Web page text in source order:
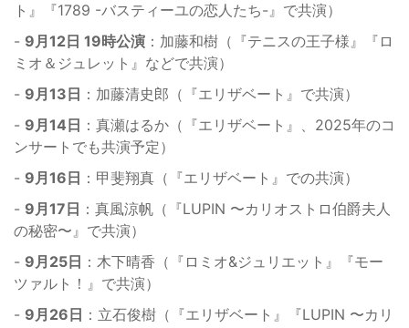
ト』『1789 -バスティーユの恋人たち-』で共演）
- 9月12日 19時公演 ：加藤和樹（『テニスの王子様』『ロ
ミオ＆ジュレット』などで共演）
- 9月13日 ：加藤清史郎（『エリザベート』で共演）
- 9月14日 ：真瀬はるか（『エリザベート』、2025年のコ
ンサートでも共演予定）
- 9月16日 ：甲斐翔真（『エリザベート』での共演）
- 9月17日 ：真風涼帆（『LUPIN 〜カリオストロ伯爵夫人
の秘密〜』で共演）
- 9月25日 ：木下晴香（『ロミオ&ジュリエット』『モー
ツァルト！』で共演）
- 9月26日 ：立石俊樹（『エリザベート』『LUPIN 〜カリ